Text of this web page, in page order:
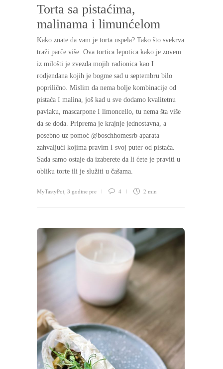
Torta sa pistaćima,
malinama i limunćelom
Kako znate da vam je torta uspela? Tako što svekrva
traži parče više. Ova tortica lepotica kako je zovem
iz milošti je zvezda mojih radionica kao I
rodjendana kojih je bogme sad u septembru bilo
poprilično. Mislim da nema bolje kombinacije od
pistaća I malina, još kad u sve dodamo kvalitetnu
pavlaku, mascarpone I limoncello, tu nema šta više
da se doda. Priprema je krajnje jednostavna, a
posebno uz pomoć @boschhomesrb aparata
zahvaljući kojima pravim I svoj puter od pistaća.
Sada samo ostaje da izaberete da li ćete je praviti u
obliku torte ili je služiti u čašama.
MyTastyPot, 3 godine pre 4 2 min